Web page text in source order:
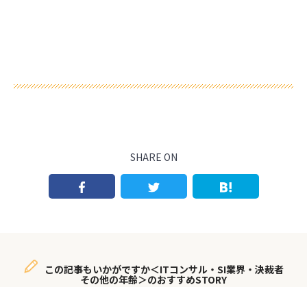
SHARE ON
この記事もいかがですか＜ITコンサル・SI業界・決裁者
その他の年齢＞のおすすめSTORY